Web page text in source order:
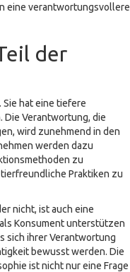
eine verantwortungsvollere
der
Sie hat eine tiefere
Die Verantwortung, die
wird zunehmend in den
werden dazu
zu
Praktiken zu
nicht, ist auch eine
Konsument unterstützen
sich ihrer Verantwortung
bewusst werden. Die
ist nicht nur eine Frage